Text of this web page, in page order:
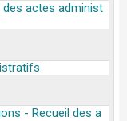
des actes administ
- Recueil des a